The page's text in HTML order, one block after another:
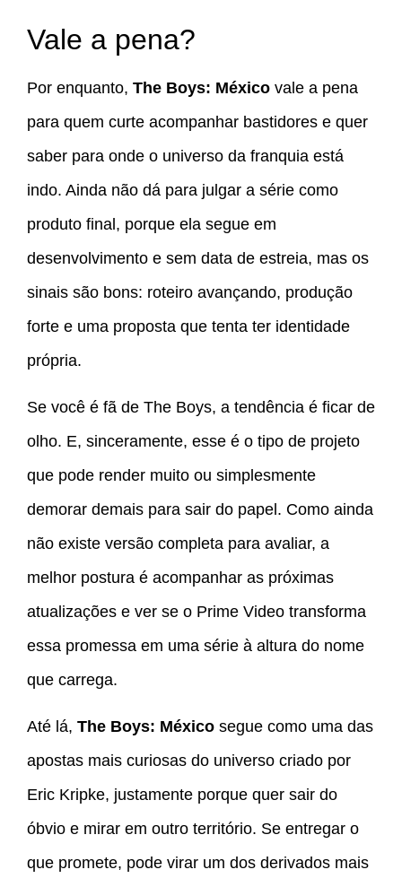
Vale a pena?
Por enquanto, The Boys: México vale a pena
para quem curte acompanhar bastidores e quer
saber para onde o universo da franquia está
indo. Ainda não dá para julgar a série como
produto final, porque ela segue em
desenvolvimento e sem data de estreia, mas os
sinais são bons: roteiro avançando, produção
forte e uma proposta que tenta ter identidade
própria.
Se você é fã de The Boys, a tendência é ficar de
olho. E, sinceramente, esse é o tipo de projeto
que pode render muito ou simplesmente
demorar demais para sair do papel. Como ainda
não existe versão completa para avaliar, a
melhor postura é acompanhar as próximas
atualizações e ver se o Prime Video transforma
essa promessa em uma série à altura do nome
que carrega.
Até lá, The Boys: México segue como uma das
apostas mais curiosas do universo criado por
Eric Kripke, justamente porque quer sair do
óbvio e mirar em outro território. Se entregar o
que promete, pode virar um dos derivados mais